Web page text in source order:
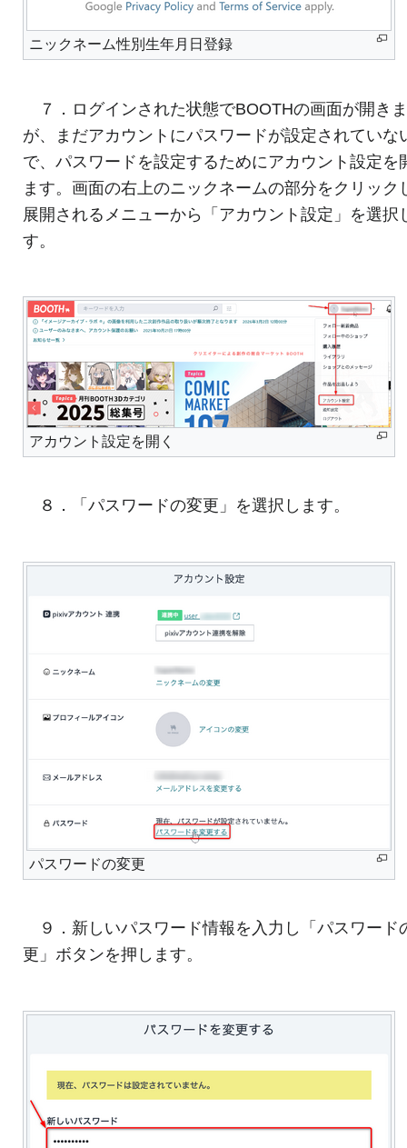
ニックネーム性別生年月日登録
７．ログインされた状態でBOOTHの画面が開き
が、まだアカウントにパスワードが設定されていな
で、パスワードを設定するためにアカウント設定を
ます。画面の右上のニックネームの部分をクリック
展開されるメニューから「アカウント設定」を選択
す。
アカウント設定を開く
８．「パスワードの変更」を選択します。
パスワードの変更
９．新しいパスワード情報を入力し「パスワード
更」ボタンを押します。